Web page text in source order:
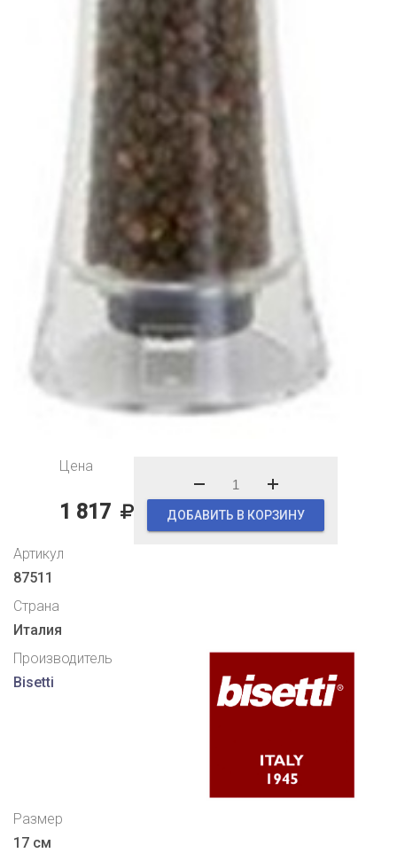
Цена
1 817 ДОБАВИТЬ В КОРЗИНУ
Артикул
87511
Страна
Италия
Производитель
Bisetti
Размер
17 см